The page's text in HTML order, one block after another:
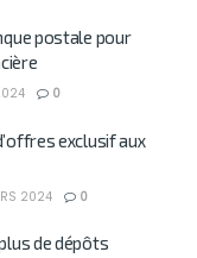
postale pour
0
exclusif aux
2024 0
de dépôts